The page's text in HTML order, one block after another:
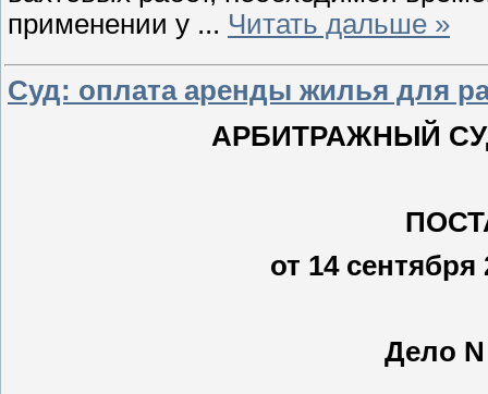
применении у ... Читать дальше »
Суд: оплата аренды жилья для
АРБИТРАЖНЫЙ
от 14 сентября
Дело N